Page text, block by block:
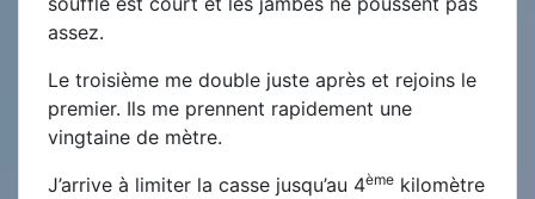
assez.
Le troisième me double juste après et rejoins le
premier. Ils me prennent rapidement une
vingtaine de mètre.
J’arrive à limiter la casse jusqu’au 4ème kilomètre